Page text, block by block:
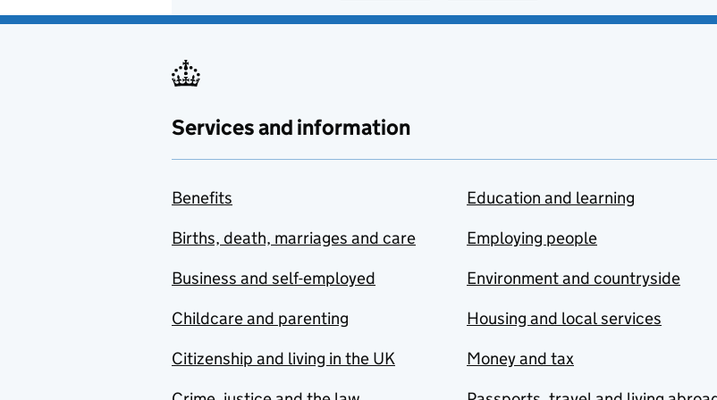
Services and information
Benefits
Births, death, marriages and care
Business and self-employed
Childcare and parenting
Citizenship and living in the UK
Education and learning
Employing people
Environment and countryside
Housing and local services
Money and tax